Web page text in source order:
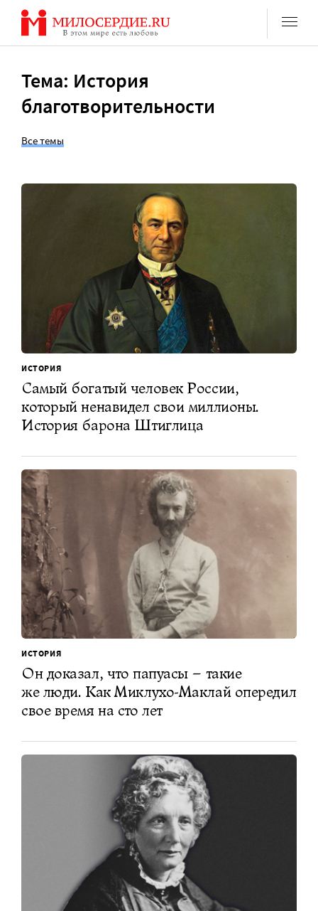
Перейти
содержанию
Тема: История
благотворительности
Все темы
ИСТОРИЯ
Самый богатый человек России,
который ненавидел свои миллионы.
История барона Штиглица
ИСТОРИЯ
Он доказал, что папуасы – такие
же люди. Как Миклухо-Маклай опередил
свое время на сто лет